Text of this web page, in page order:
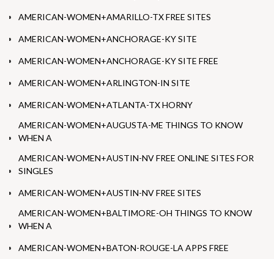
AMERICAN-WOMEN+AMARILLO-TX FREE SITES
AMERICAN-WOMEN+ANCHORAGE-KY SITE
AMERICAN-WOMEN+ANCHORAGE-KY SITE FREE
AMERICAN-WOMEN+ARLINGTON-IN SITE
AMERICAN-WOMEN+ATLANTA-TX HORNY
AMERICAN-WOMEN+AUGUSTA-ME THINGS TO KNOW
WHEN A
AMERICAN-WOMEN+AUSTIN-NV FREE ONLINE SITES FOR
SINGLES
AMERICAN-WOMEN+AUSTIN-NV FREE SITES
AMERICAN-WOMEN+BALTIMORE-OH THINGS TO KNOW
WHEN A
AMERICAN-WOMEN+BATON-ROUGE-LA APPS FREE